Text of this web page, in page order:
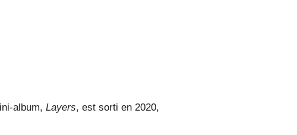
album, Layers, est sorti en 2020,